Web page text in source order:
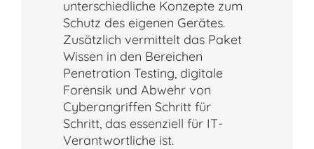
unterschiedliche Konzepte zum
Schutz des eigenen Gerätes.
Zusätzlich vermittelt das Paket
Wissen in den Bereichen
Penetration Testing, digitale
Forensik und Abwehr von
Cyberangriffen Schritt für
Schritt, das essenziell für IT-
Verantwortliche ist.